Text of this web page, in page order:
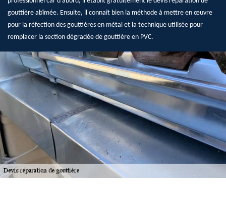
gouttière abîmée. Ensuite, il connaît bien la méthode à mettre en œuvre
pour la réfection des gouttières en métal et la technique utilisée pour
remplacer la section dégradée de gouttière en PVC.